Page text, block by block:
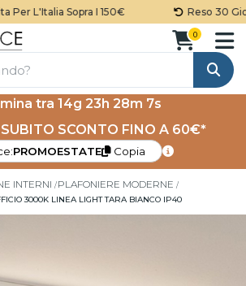
L'Italia Sopra I 150€ Reso 30
Cerca
0
tra 14g 23h 28m 7s
SUBITO SCONTO FINO A 60€*
PROMOESTATE Copia
INTERNI PLAFONIERE MODERNE
3000K LINEA LIGHT TARA BIANCO IP40